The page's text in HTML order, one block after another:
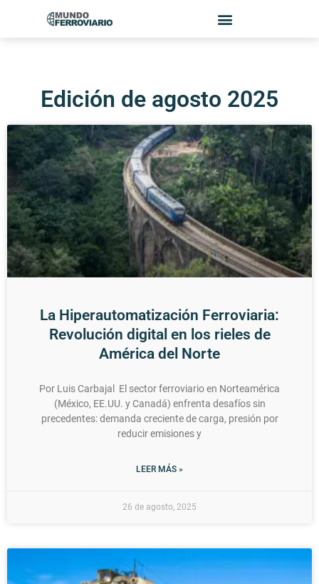
Edición de agosto 2025
La Hiperautomatización Ferroviaria:
Revolución digital en los rieles de
América del Norte
Por Luis Carbajal El sector ferroviario en Norteamérica
(México, EE.UU. y Canadá) enfrenta desafíos sin
precedentes: demanda creciente de carga, presión por
reducir emisiones y
LEER MÁS »
26 de agosto, 2025